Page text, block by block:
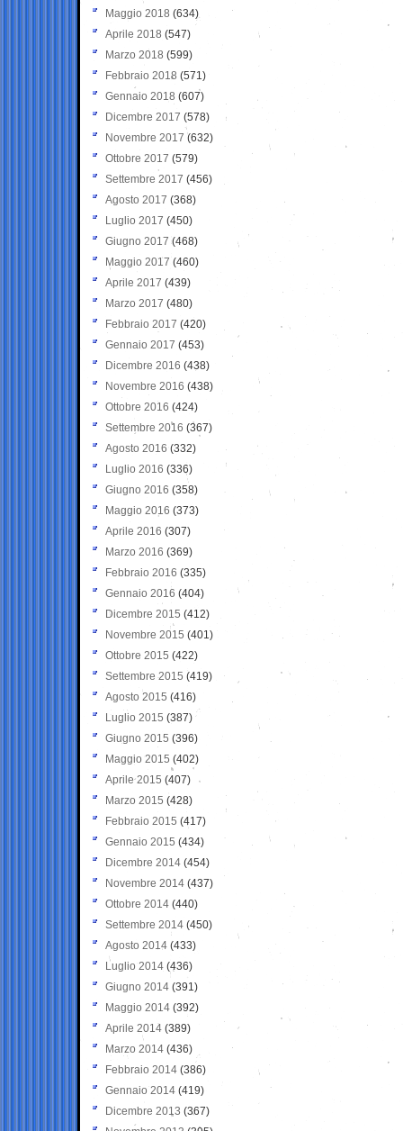
Maggio 2018 (634)
Aprile 2018 (547)
Marzo 2018 (599)
Febbraio 2018 (571)
Gennaio 2018 (607)
Dicembre 2017 (578)
Novembre 2017 (632)
Ottobre 2017 (579)
Settembre 2017 (456)
Agosto 2017 (368)
Luglio 2017 (450)
Giugno 2017 (468)
Maggio 2017 (460)
Aprile 2017 (439)
Marzo 2017 (480)
Febbraio 2017 (420)
Gennaio 2017 (453)
Dicembre 2016 (438)
Novembre 2016 (438)
Ottobre 2016 (424)
Settembre 2016 (367)
Agosto 2016 (332)
Luglio 2016 (336)
Giugno 2016 (358)
Maggio 2016 (373)
Aprile 2016 (307)
Marzo 2016 (369)
Febbraio 2016 (335)
Gennaio 2016 (404)
Dicembre 2015 (412)
Novembre 2015 (401)
Ottobre 2015 (422)
Settembre 2015 (419)
Agosto 2015 (416)
Luglio 2015 (387)
Giugno 2015 (396)
Maggio 2015 (402)
Aprile 2015 (407)
Marzo 2015 (428)
Febbraio 2015 (417)
Gennaio 2015 (434)
Dicembre 2014 (454)
Novembre 2014 (437)
Ottobre 2014 (440)
Settembre 2014 (450)
Agosto 2014 (433)
Luglio 2014 (436)
Giugno 2014 (391)
Maggio 2014 (392)
Aprile 2014 (389)
Marzo 2014 (436)
Febbraio 2014 (386)
Gennaio 2014 (419)
Dicembre 2013 (367)